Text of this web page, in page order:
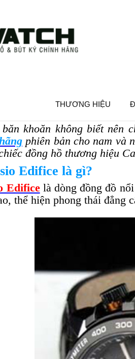
THƯƠNG HIỆU
ĐỒNG HỒ CASIO
khoăn không biết
phiên bản cho nam và
đồng hồ thương hiệu
Edifice là gì?
Edificelà dòng đồng đồ nổi
thể hiện phong thái đẳng